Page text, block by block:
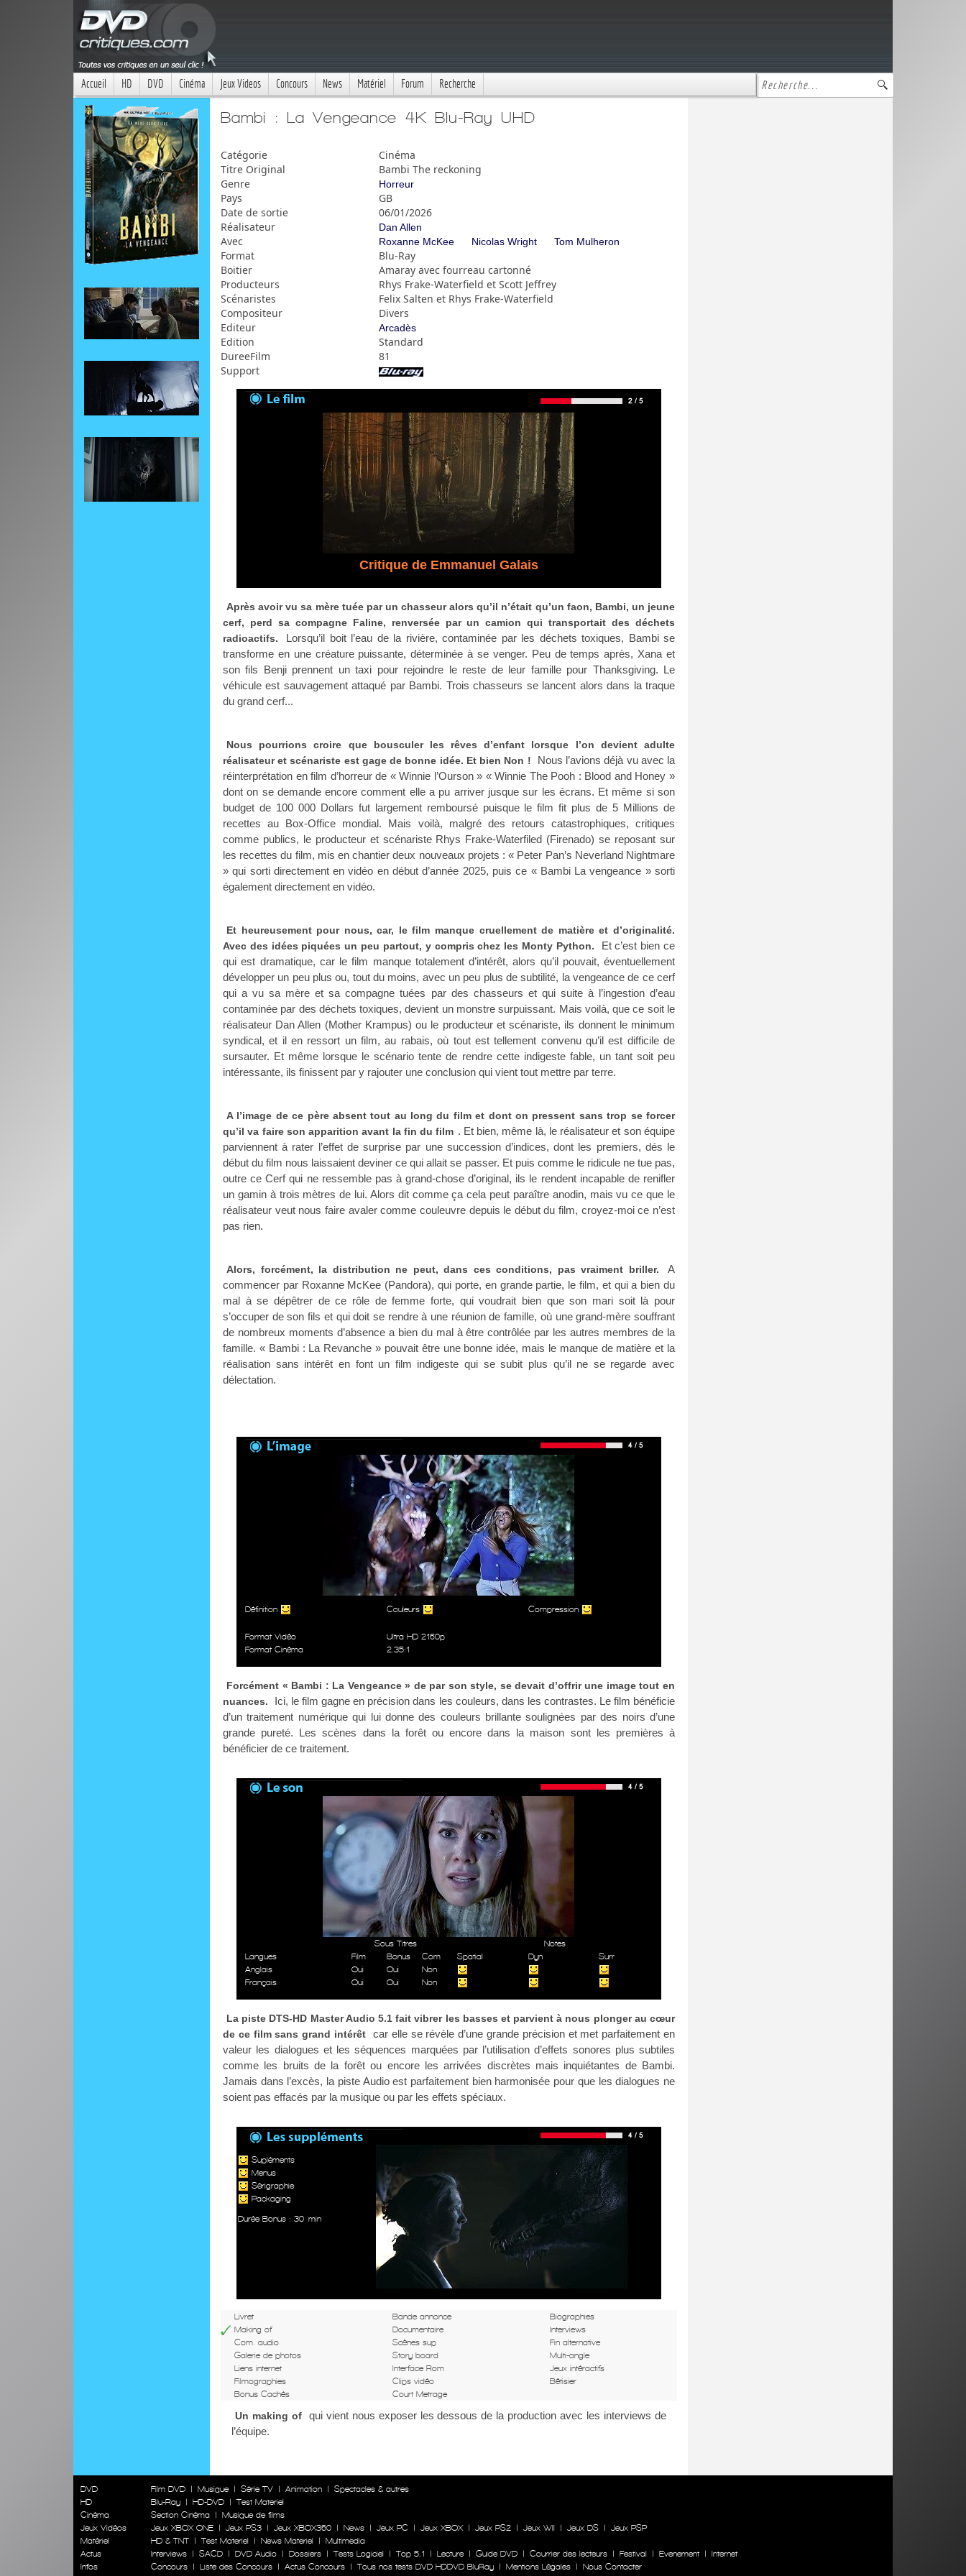
Accueil HD DVD Cinéma Jeux Videos Concours News Matériel Forum Recherche
Bambi : La Vengeance 4K Blu-Ray UHD
Catégorie
Cinéma
Titre Original
Bambi The reckoning
Genre
Horreur
Pays
GB
Date de sortie
06/01/2026
Réalisateur
Dan Allen
Avec Roxanne McKee Nicolas Wright Tom Mulheron
Format
Blu-Ray
Boitier
Amaray avec fourreau cartonné
Producteurs
Rhys Frake-Waterfield et Scott Jeffrey
Scénaristes
Felix Salten et Rhys Frake-Waterfield
Compositeur
Divers
Editeur
Arcadès
Edition
Standard
DureeFilm
81
Support
Critique de Emmanuel Galais
Après avoir vu sa mère tuée par un chasseur alors qu’il n’était qu’un faon, Bambi, un jeune
cerf, perd sa compagne Faline, renversée par un camion qui transportait des déchets
radioactifs.
Lorsqu’il boit l’eau de la rivière, contaminée par les déchets toxiques, Bambi se
transforme en une créature puissante, déterminée à se venger. Peu de temps après, Xana et
son fils Benji prennent un taxi pour rejoindre le reste de leur famille pour Thanksgiving. Le
véhicule est sauvagement attaqué par Bambi. Trois chasseurs se lancent alors dans la traque
du grand cerf...
Nous pourrions croire que bousculer les rêves d’enfant lorsque l’on devient adulte
réalisateur et scénariste est gage de bonne idée. Et bien Non !
Nous l’avions déjà vu avec la
réinterprétation en film d’horreur de « Winnie l’Ourson » « Winnie The Pooh : Blood and Honey »
dont on se demande encore comment elle a pu arriver jusque sur les écrans. Et même si son
budget de 100 000 Dollars fut largement remboursé puisque le film fit plus de 5 Millions de
recettes au Box-Office mondial. Mais voilà, malgré des retours catastrophiques, critiques
comme publics, le producteur et scénariste Rhys Frake-Waterfiled (Firenado) se reposant sur
les recettes du film, mis en chantier deux nouveaux projets : « Peter Pan’s Neverland Nightmare
» qui sorti directement en vidéo en début d’année 2025, puis ce « Bambi La vengeance » sorti
également directement en vidéo.
Et heureusement pour nous, car, le film manque cruellement de matière et d’originalité.
Avec des idées piquées un peu partout, y compris chez les Monty Python.
Et c’est bien ce
qui est dramatique, car le film manque totalement d’intérêt, alors qu’il pouvait, éventuellement
développer un peu plus ou, tout du moins, avec un peu plus de subtilité, la vengeance de ce cerf
qui a vu sa mère et sa compagne tuées par des chasseurs et qui suite à l’ingestion d’eau
contaminée par des déchets toxiques, devient un monstre surpuissant. Mais voilà, que ce soit le
réalisateur Dan Allen (Mother Krampus) ou le producteur et scénariste, ils donnent le minimum
syndical, et il en ressort un film, au rabais, où tout est tellement convenu qu’il est difficile de
sursauter. Et même lorsque le scénario tente de rendre cette indigeste fable, un tant soit peu
intéressante, ils finissent par y rajouter une conclusion qui vient tout mettre par terre.
A l’image de ce père absent tout au long du film et dont on pressent sans trop se forcer
qu’il va faire son apparition avant la fin du film . Et bien, même là, le réalisateur et son équipe
parviennent à rater l’effet de surprise par une succession d’indices, dont les premiers, dés le
début du film nous laissaient deviner ce qui allait se passer. Et puis comme le ridicule ne tue pas,
outre ce Cerf qui ne ressemble pas à grand-chose d’original, ils le rendent incapable de renifler
un gamin à trois mètres de lui. Alors dit comme ça cela peut paraître anodin, mais vu ce que le
réalisateur veut nous faire avaler comme couleuvre depuis le début du film, croyez-moi ce n’est
pas rien.
Alors, forcément, la distribution ne peut, dans ces conditions, pas vraiment briller.
A
commencer par Roxanne McKee (Pandora), qui porte, en grande partie, le film, et qui a bien du
mal à se dépêtrer de ce rôle de femme forte, qui voudrait bien que son mari soit là pour
s’occuper de son fils et qui doit se rendre à une réunion de famille, où une grand-mère souffrant
de nombreux moments d’absence a bien du mal à être contrôlée par les autres membres de la
famille. « Bambi : La Revanche » pouvait être une bonne idée, mais le manque de matière et la
réalisation sans intérêt en font un film indigeste qui se subit plus qu’il ne se regarde avec
délectation.
Définition Couleurs Compression
Format Vidéo
Ultra HD 2160p
Format Cinéma
2.35:1
Forcément « Bambi : La Vengeance » de par son style, se devait d’offrir une image tout en
nuances.
Ici, le film gagne en précision dans les couleurs, dans les contrastes. Le film bénéficie
d’un traitement numérique qui lui donne des couleurs brillante soulignées par des noirs d’une
grande pureté. Les scènes dans la forêt ou encore dans la maison sont les premières à
bénéficier de ce traitement.
Sous Titres
Notes
Langues
Film Bonus Com Spatial Dyn
Surr
Anglais
Oui Oui
Non
Français
Oui Oui Non
La piste DTS-HD Master Audio 5.1 fait vibrer les basses et parvient à nous plonger au cœur
de ce film sans grand intérêt
car elle se révèle d’une grande précision et met parfaitement en
valeur les dialogues et les séquences marquées par l’utilisation d’effets sonores plus subtiles
comme les bruits de la forêt ou encore les arrivées discrètes mais inquiétantes de Bambi.
Jamais dans l’excès, la piste Audio est parfaitement bien harmonisée pour que les dialogues ne
soient pas effacés par la musique ou par les effets spéciaux.
Supléments
Menus
Sérigraphie
Packaging
Durée Bonus : 30 min
Livret Bande annonce
Biographies
Making of
Documentaire
Interviews
Com. audio
Scènes sup
Fin alternative
Galerie de photos
Story board
Multi-angle
Liens internet
Interface Rom
Jeux intéractifs
Filmographies
Clips vidéo
Bêtisier
Bonus Cachés
Court Metrage
Un making of
qui vient nous exposer les dessous de la production avec les interviews de
l’équipe.
DVD
HD
Cinéma
Jeux Vidéos
Matériel
Actus
Infos
Film DVD | Musique | Série TV | Animation |
Spectacles & autres
Blu-Ray
| HD-DVD |
Test Materiel
Section Cinéma
|
Musique de films
Jeux XBOX ONE
| Jeux PS3 | Jeux XBOX360 | News | Jeux PC | Jeux XBOX | Jeux PS2 | Jeux WII | Jeux DS |
Jeux PSP
HD & TNT
| Test Materiel | News Materiel |
Multimedia
Interviews
| SACD | DVD Audio | Dossiers | Tests Logiciel | Top 5.1 | Lecture | Guide DVD | Courrier des lecteurs | Festival | Evenement |
Internet
Concours
| Liste des Concours | Actus Concours | Tous nos tests DVD HDDVD BluRay | Mentions Légales |
Nous Contacter